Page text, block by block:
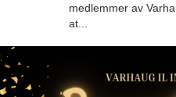
medlemmer av
at...